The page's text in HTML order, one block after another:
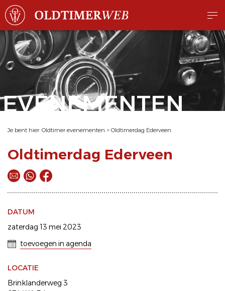
EVENEMENTEN
Je bent hier: Oldtimer evenementen > Oldtimerdag Ederveen
Oldtimerdag Ederveen
DATUM
zaterdag 13 mei 2023
toevoegen in agenda
LOCATIE
Brinklanderweg 3